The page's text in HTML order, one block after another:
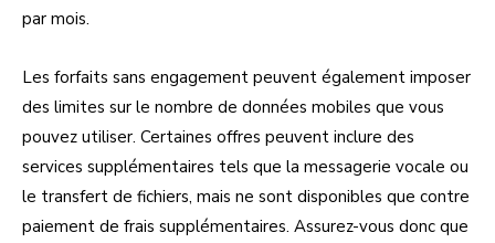
par mois.
Les forfaits sans engagement peuvent également imposer
des limites sur le nombre de données mobiles que vous
pouvez utiliser. Certaines offres peuvent inclure des
services supplémentaires tels que la messagerie vocale ou
le transfert de fichiers, mais ne sont disponibles que contre
paiement de frais supplémentaires. Assurez-vous donc que